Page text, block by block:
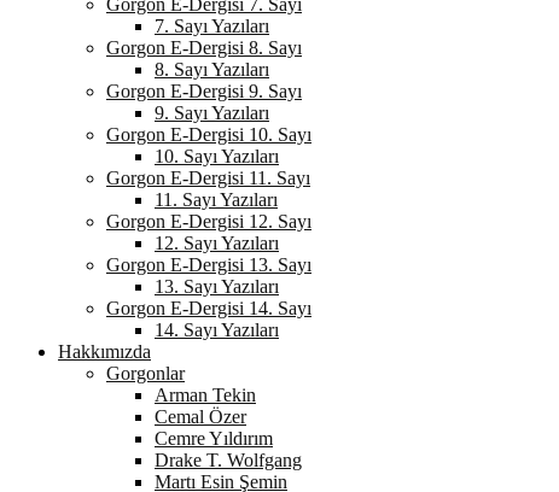
Gorgon E-Dergisi 7. Sayı
7. Sayı Yazıları
Gorgon E-Dergisi 8. Sayı
8. Sayı Yazıları
Gorgon E-Dergisi 9. Sayı
9. Sayı Yazıları
Gorgon E-Dergisi 10. Sayı
10. Sayı Yazıları
Gorgon E-Dergisi 11. Sayı
11. Sayı Yazıları
Gorgon E-Dergisi 12. Sayı
12. Sayı Yazıları
Gorgon E-Dergisi 13. Sayı
13. Sayı Yazıları
Gorgon E-Dergisi 14. Sayı
14. Sayı Yazıları
Hakkımızda
Gorgonlar
Arman Tekin
Cemal Özer
Cemre Yıldırım
Drake T. Wolfgang
Martı Esin Şemin